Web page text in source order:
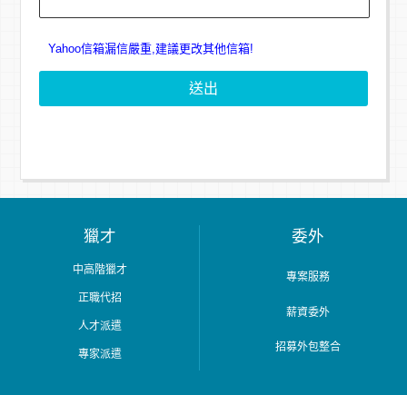
Yahoo信箱漏信嚴重,建議更改其他信箱!
獵才
中高階獵才
正職代招
人才派遣
專家派遣
委外
專案服務
薪資委外
招募外包整合